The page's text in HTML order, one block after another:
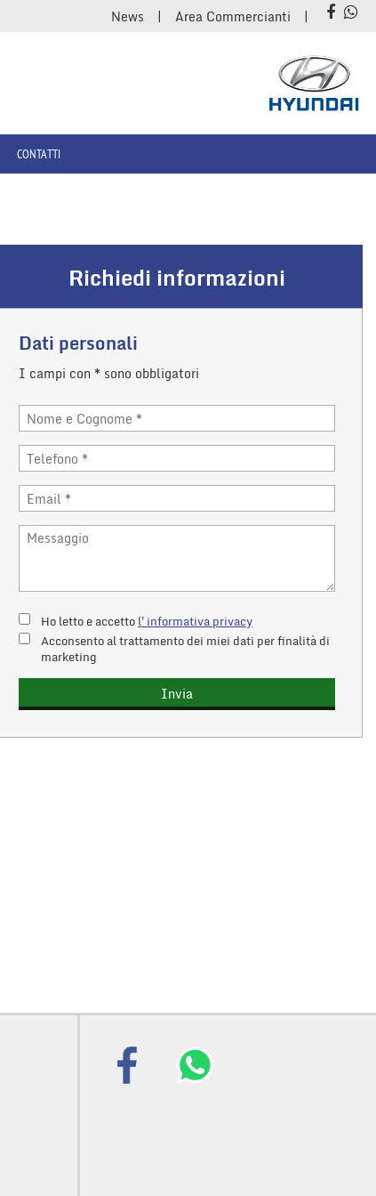
News Area Commercianti
CONTATTI
Richiedi informazioni
Dati personali
I campi con * sono obbligatori
Ho letto e accettol'informativa privacy
Acconsento al trattamento dei miei dati per finalità di
marketing